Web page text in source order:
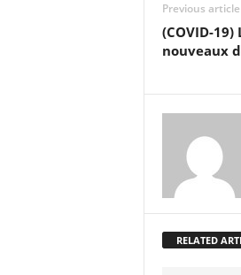
Previous article
(COVID-19)
nouveaux
RELATED